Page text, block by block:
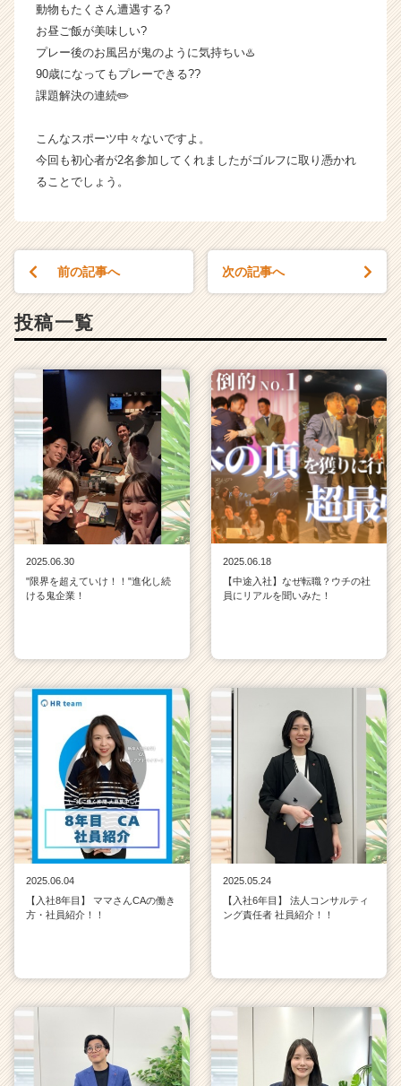
く
就
活
サ
ア
キ
e
r
e
r）
動物もたくさん遭遇する?
お昼ご飯が美味しい?
プレー後のお風呂が鬼のように気持ちい♨️
90歳になってもプレーできる?‍?
課題解決の連続✏️
こんなスポーツ中々ないですよ。
今回も初心者が2名参加してくれましたがゴルフに取り憑かれ
ることでしょう。
前の記事へ 次の記事へ
投稿一覧
2025.06.30
"限界を超えていけ！！"進化し続
ける鬼企業！
2025.06.18
【中途入社】なぜ転職？ウチの社
員にリアルを聞いみた！
2025.06.04
【入社8年目】 ママさんCAの働き
方・社員紹介！！
2025.05.24
【入社6年目】 法人コンサルティ
ング責任者 社員紹介！！